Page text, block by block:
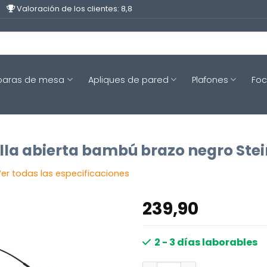
Valoración de los clientes: 8,8
de mesa Apliques de pared Plafones
abierta bambú brazo negro
todas las especificaciones
239,90
2 - 3 días laborables